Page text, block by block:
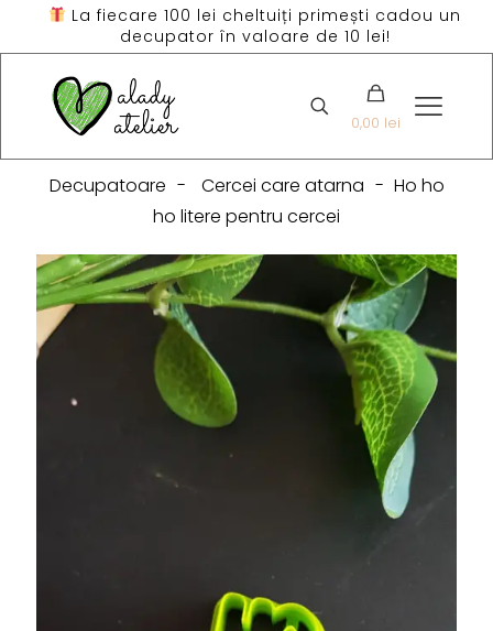
La fiecare 100 lei cheltuiți primești cadou un
decupator în valoare de 10 lei!
0,00 lei
Decupatoare - Cercei care atarna - Ho ho
ho litere pentru cercei